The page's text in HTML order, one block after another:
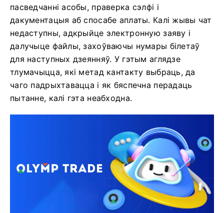
пасведчанні асобы, праверка сэлфі і
дакументацыя аб спосабе аплаты. Калі жывы чат
недаступны, адкрыйце электронную заяву і
далучыце файлы, захоўваючы нумары білетаў
для наступных дзеянняў. У гэтым аглядзе
тлумачыцца, які метад кантакту выбраць, да
чаго падрыхтавацца і як бяспечна перадаць
пытанне, калі гэта неабходна.